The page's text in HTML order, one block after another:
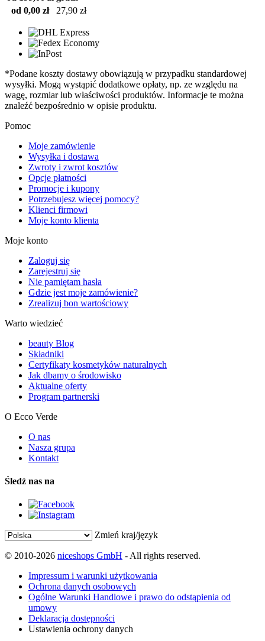
od 0,00 zł
27,90 zł
*Podane koszty dostawy obowiązują w przypadku standardowej
wysyłki. Mogą wystąpić dodatkowe opłaty, np. ze względu na
wagę, rozmiar lub właściwości produktów. Informacje te można
znaleźć bezpośrednio w opisie produktu.
Pomoc
Moje zamówienie
Wysyłka i dostawa
Zwroty i zwrot kosztów
Opcje płatności
Promocje i kupony
Potrzebujesz więcej pomocy?
Klienci firmowi
Moje konto klienta
Moje konto
Zaloguj się
Zarejestruj się
Nie pamiętam hasła
Gdzie jest moje zamówienie?
Zrealizuj bon wartościowy
Warto wiedzieć
beauty Blog
Składniki
Certyfikaty kosmetyków naturalnych
Jak dbamy o środowisko
Aktualne oferty
Program partnerski
O Ecco Verde
O nas
Nasza grupa
Kontakt
Śledź nas na
Zmień kraj/język
© 2010-2026 niceshops GmbH - All rights reserved.
Impressum i warunki użytkowania
Ochrona danych osobowych
Ogólne Warunki Handlowe i prawo do odstąpienia od
umowy
Deklaracja dostępności
Ustawienia ochrony danych